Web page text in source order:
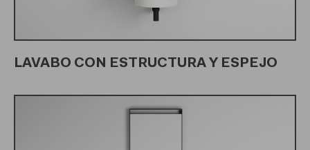
LAVABO CON ESTRUCTURA Y ESPEJO